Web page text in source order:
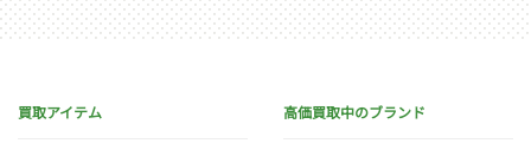
買取アイテム 高価買取中のブランド